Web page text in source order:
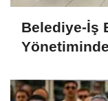
Belediye-İş